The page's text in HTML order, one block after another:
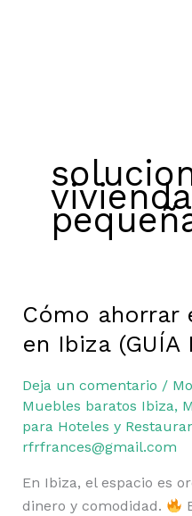
Cómo ahorrar
en Ibiza (GUÍA
Deja un comentario /
Muebles baratos Ibiza,
para Hoteles y
rfrfrances@gmail.com
En Ibiza, el espacio es
dinero y comodidad.
Cómo
ahorrar
espacio
en
casa
en
Ibiza